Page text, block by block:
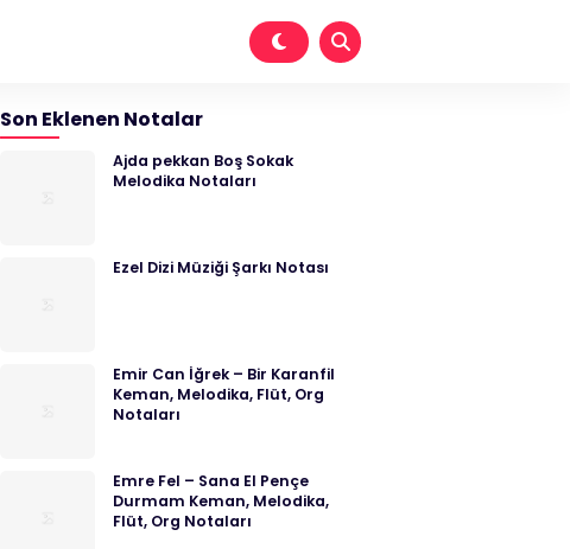
Son Eklenen Notalar
Ajda pekkan Boş Sokak
Melodika Notaları
Ezel Dizi Müziği Şarkı Notası
Emir Can İğrek – Bir Karanfil
Keman, Melodika, Flüt, Org
Notaları
Emre Fel – Sana El Pençe
Durmam Keman, Melodika,
Flüt, Org Notaları